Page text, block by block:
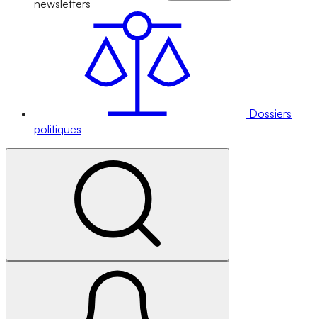
newsletters
Dossiers
politiques